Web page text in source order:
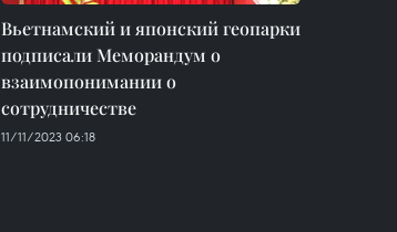
Вьетнамский и японский геопарки
подписали Меморандум о
взаимопонимании о
сотрудничестве
11/11/2023 06:18